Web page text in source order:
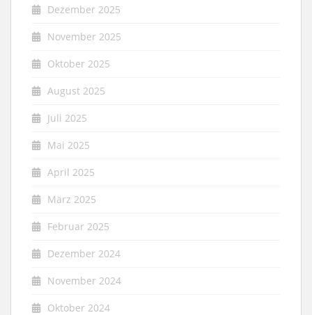
Dezember 2025
November 2025
Oktober 2025
August 2025
Juli 2025
Mai 2025
April 2025
März 2025
Februar 2025
Dezember 2024
November 2024
Oktober 2024